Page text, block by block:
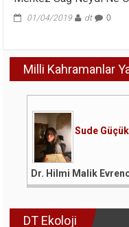
01/04/2019 dt 0
Milli Kahramanlar
Sude Güçük
Dr. Hilmi Malik
DT Ekoloji